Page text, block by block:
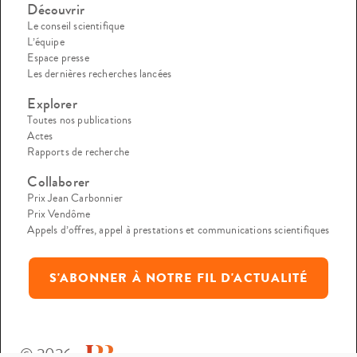
Découvrir
Le conseil scientifique
L’équipe
Espace presse
Les dernières recherches lancées
Explorer
Toutes nos publications
Actes
Rapports de recherche
Collaborer
Prix Jean Carbonnier
Prix Vendôme
Appels d’offres, appel à prestations et communications scientifiques
S'ABONNER À NOTRE FIL D'ACTUALITÉ